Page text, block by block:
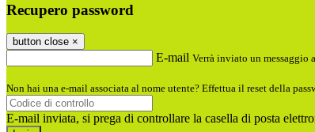
Recupero password
button close ×
E-mail Verrà inviato un
Non hai una e-mail associata al nome utente? Effettua il reset della
E-mail inviata, si prega di controllare la casella di posta